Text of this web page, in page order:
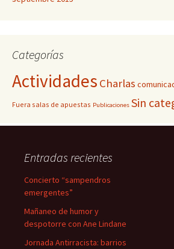
Categorías
Actividades Charlas
Fuera salas de apuestas Publicaciones Sin
Entradas recientes
Concierto “sampendros
emergentes”
Mañaneo de humor y
despotorre con Ane Lindane
Jornada Antirracista: barrios